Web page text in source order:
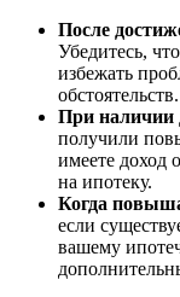
После
Убедитесь,
избежать
обстоятельств.
При наличии
получили
имеете доход
на ипотеку.
Когда
если
вашему